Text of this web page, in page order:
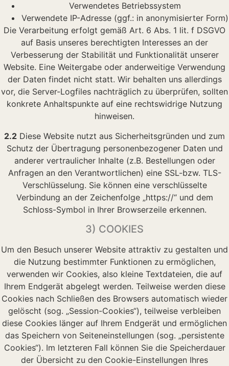
Verwendetes Betriebssystem
Verwendete IP-Adresse (ggf.: in anonymisierter Form)
Die Verarbeitung erfolgt gemäß Art. 6 Abs. 1 lit. f DSGVO
auf Basis unseres berechtigten Interesses an der
Verbesserung der Stabilität und Funktionalität unserer
Website. Eine Weitergabe oder anderweitige Verwendung
der Daten findet nicht statt. Wir behalten uns allerdings
vor, die Server-Logfiles nachträglich zu überprüfen, sollten
konkrete Anhaltspunkte auf eine rechtswidrige Nutzung
hinweisen.
2.2 Diese Website nutzt aus Sicherheitsgründen und zum
Schutz der Übertragung personenbezogener Daten und
anderer vertraulicher Inhalte (z.B. Bestellungen oder
Anfragen an den Verantwortlichen) eine SSL-bzw. TLS-
Verschlüsselung. Sie können eine verschlüsselte
Verbindung an der Zeichenfolge „https://“ und dem
Schloss-Symbol in Ihrer Browserzeile erkennen.
3) COOKIES
Um den Besuch unserer Website attraktiv zu gestalten und
die Nutzung bestimmter Funktionen zu ermöglichen,
verwenden wir Cookies, also kleine Textdateien, die auf
Ihrem Endgerät abgelegt werden. Teilweise werden diese
Cookies nach Schließen des Browsers automatisch wieder
gelöscht (sog. „Session-Cookies“), teilweise verbleiben
diese Cookies länger auf Ihrem Endgerät und ermöglichen
das Speichern von Seiteneinstellungen (sog. „persistente
Cookies“). Im letzteren Fall können Sie die Speicherdauer
der Übersicht zu den Cookie-Einstellungen Ihres